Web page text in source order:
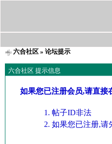
六合社区» 论坛提示
六合社区 提示信息
如果您已注册会员,请直接
帖子ID非法
如果您已注册,请